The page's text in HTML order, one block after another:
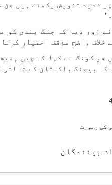
شدید تشویش رکھتے ہیں
نے زور دیا کہ جنگ بندی کو
خلاف واضح مؤقف اختیار کرنا
فو کونگ نے کہا کہ چین
بیجنگ پاکستان کے
کی رپورٹ
بینندگان